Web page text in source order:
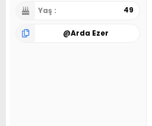
Yaş 49
@Arda Ezer